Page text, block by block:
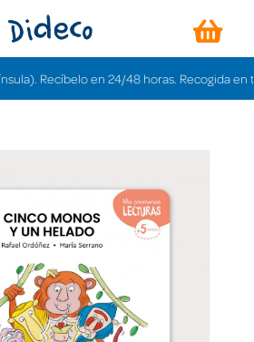
Recíbelo en 24/48 horas. Recogida en